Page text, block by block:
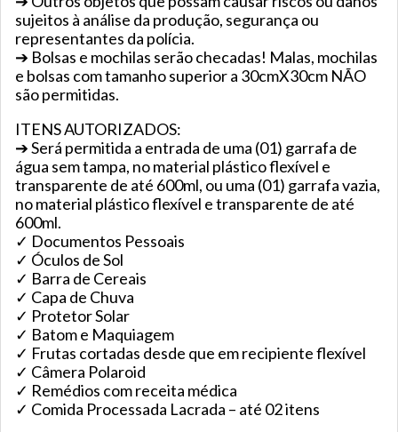
sujeitos à análise da produção, segurança ou
representantes da polícia.
➔ Bolsas e mochilas serão checadas! Malas, mochilas
e bolsas com tamanho superior a 30cmX30cm NÃO
são permitidas.
ITENS AUTORIZADOS:
➔ Será permitida a entrada de uma (01) garrafa de
água sem tampa, no material plástico flexível e
transparente de até 600ml, ou uma (01) garrafa vazia,
no material plástico flexível e transparente de até
600ml.
✓ Documentos Pessoais
✓ Óculos de Sol
✓ Barra de Cereais
✓ Capa de Chuva
✓ Protetor Solar
✓ Batom e Maquiagem
✓ Frutas cortadas desde que em recipiente flexível
✓ Câmera Polaroid
✓ Remédios com receita médica
✓ Comida Processada Lacrada – até 02 itens